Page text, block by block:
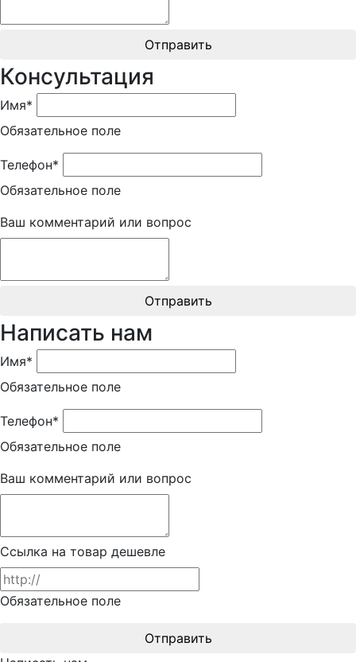
Отправить
Консультация
Имя*
Обязательное поле
Телефон*
Обязательное поле
Ваш комментарий или вопрос
Отправить
Написать нам
Имя*
Обязательное поле
Телефон*
Обязательное поле
Ваш комментарий или вопрос
Ссылка на товар дешевле
Обязательное поле
Отправить